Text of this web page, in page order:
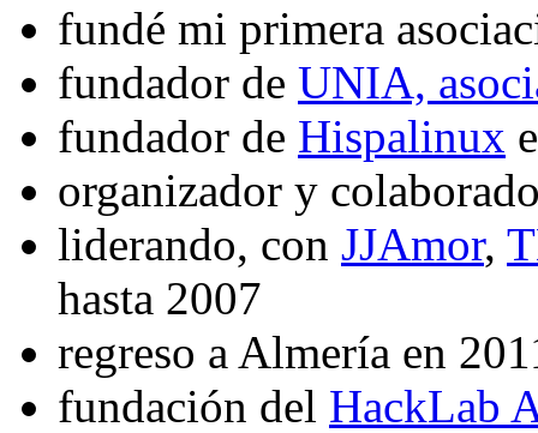
fundé mi primera
fundador de UNIA,
fundador de Hispalinux
organizador y
liderando, con JJAmor,
hasta 2007
regreso a Almería en
fundación del HackLab